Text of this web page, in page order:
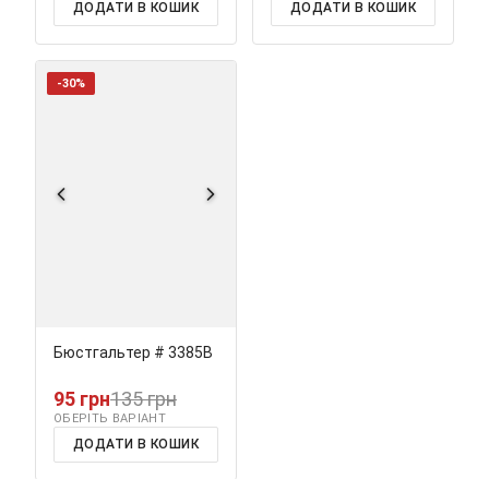
ДОДАТИ В КОШИК ДОДАТИ В КОШИК
-30%
Бюстгальтер # 3385В
95 грн135 грн
ОБЕРІТЬ ВАРІАНТ
ДОДАТИ В КОШИК